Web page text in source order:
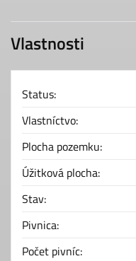
Vlastnosti
Status:
Vlastníctvo:
Plocha pozemku:
Úžitková plocha:
Stav:
Pivnica:
Počet pivníc: